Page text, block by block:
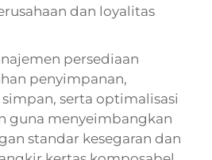
dan loyalitas
persediaan
penyimpanan,
serta optimalisasi
guna menyeimbangkan
standar kesegaran dan